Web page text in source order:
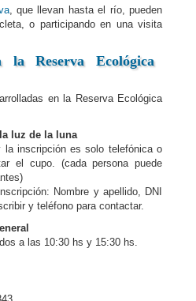
, que llevan hasta el río, pueden
o participando en una visita
a laReserva Ecológica
en la Reserva Ecológica
luz de la luna
inscripción es solo telefónica o
el cupo. (cada persona puede
Nombre y apellido, DNI
y teléfono para contactar.
a las 10:30 hs y 15:30 hs.